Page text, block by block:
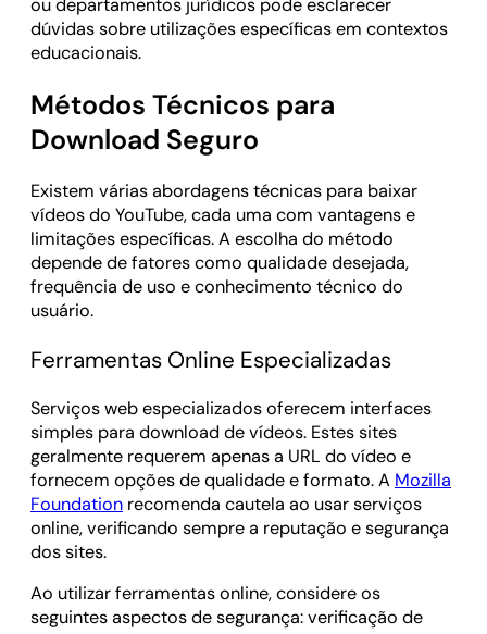
dúvidas sobre utilizações específicas em contextos
educacionais.
Métodos Técnicos para
Download Seguro
Existem várias abordagens técnicas para baixar
vídeos do YouTube, cada uma com vantagens e
limitações específicas. A escolha do método
depende de fatores como qualidade desejada,
frequência de uso e conhecimento técnico do
usuário.
Ferramentas Online Especializadas
Serviços web especializados oferecem interfaces
simples para download de vídeos. Estes sites
geralmente requerem apenas a URL do vídeo e
fornecem opções de qualidade e formato. A Mozilla
Foundation recomenda cautela ao usar serviços
online, verificando sempre a reputação e segurança
dos sites.
Ao utilizar ferramentas online, considere os
seguintes aspectos de segurança: verificação de